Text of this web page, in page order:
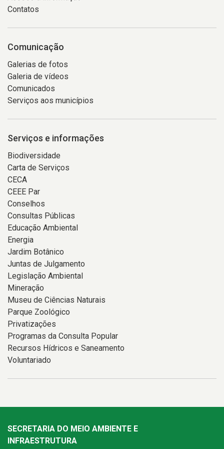
Contatos
Comunicação
Galerias de fotos
Galeria de vídeos
Comunicados
Serviços aos municípios
Serviços e informações
Biodiversidade
Carta de Serviços
CECA
CEEE Par
Conselhos
Consultas Públicas
Educação Ambiental
Energia
Jardim Botânico
Juntas de Julgamento
Legislação Ambiental
Mineração
Museu de Ciências Naturais
Parque Zoológico
Privatizações
Programas da Consulta Popular
Recursos Hídricos e Saneamento
Voluntariado
SECRETARIA DO MEIO AMBIENTE E
INFRAESTRUTURA